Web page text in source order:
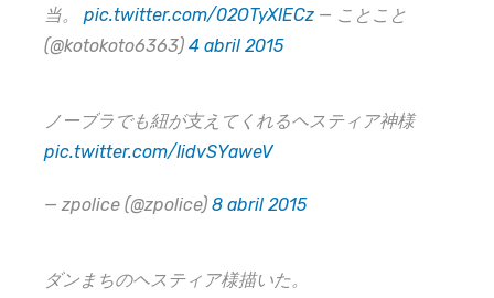
当。 pic.twitter.com/02OTyXIECz — ことこと
(@kotokoto6363) 4 abril 2015
ノーブラでも紐が支えてくれるヘスティア神様
pic.twitter.com/IidvSYaweV
— zpolice (@zpolice) 8 abril 2015
ダンまちのヘスティア様描いた。